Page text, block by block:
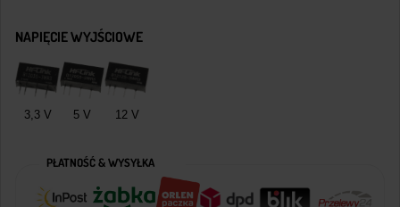
NAPIĘCIE WYJŚCIOWE
3,3 V 5 V 12 V
PŁATNOŚĆ & WYSYŁKA